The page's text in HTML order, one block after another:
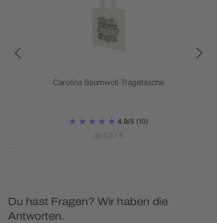
Carolina Baumwoll Tragetasche
4.9/5 (10)
ab 0,51 €
Du hast Fragen? Wir haben die
Antworten.